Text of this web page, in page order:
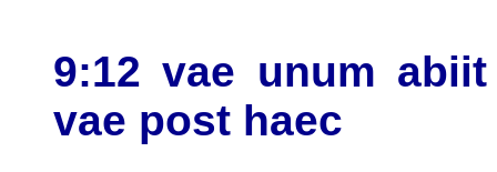
9:12 vae unum
vae post haec